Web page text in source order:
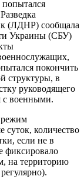
попытался
(ЛДНР) сообщала
Украины (СБУ)
покончить
структуры, в
руководящего
с военными.
режим
суток, количество
если не в
фиксировало
на территорию